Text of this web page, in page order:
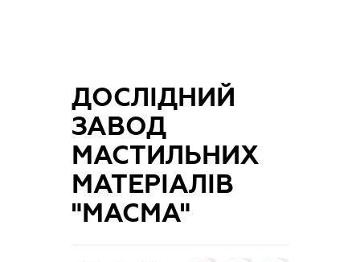
ДОСЛІДНИЙ
ЗАВОД
МАСТИЛЬНИХ
МАТЕРІАЛІВ
"МАСМА"